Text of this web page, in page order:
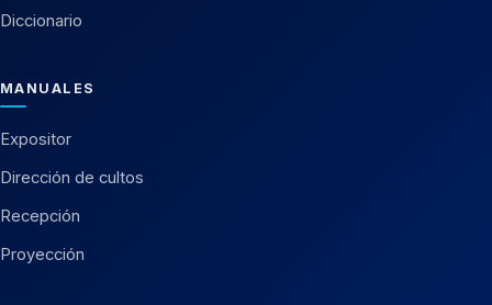
Diccionario
MANUALES
Expositor
Dirección de cultos
Recepción
Proyección